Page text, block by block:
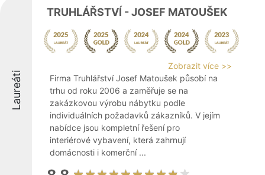
Laureáti
TRUHLÁŘSTVÍ - JOSEF MATOUŠEK
Zobrazit více >>
Firma Truhlářství Josef Matoušek působí na
trhu od roku 2006 a zaměřuje se na
zakázkovou výrobu nábytku podle
individuálních požadavků zákazníků. V jejím
nabídce jsou kompletní řešení pro
interiérové vybavení, která zahrnují
domácnosti i komerční ...